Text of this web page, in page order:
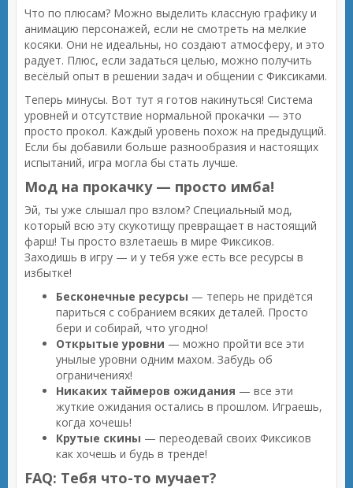
Что по плюсам? Можно выделить классную графику и
анимацию персонажей, если не смотреть на мелкие
косяки. Они не идеальны, но создают атмосферу, и это
радует. Плюс, если задаться целью, можно получить
весёлый опыт в решении задач и общении с Фиксиками.
Теперь минусы. Вот тут я готов накинуться! Система
уровней и отсутствие нормальной прокачки — это
просто прокол. Каждый уровень похож на предыдущий.
Если бы добавили больше разнообразия и настоящих
испытаний, игра могла бы стать лучше.
Мод на прокачку — просто имба!
Эй, ты уже слышал про взлом? Специальный мод,
который всю эту скукотищу превращает в настоящий
фарш! Ты просто взлетаешь в мире Фиксиков.
Заходишь в игру — и у тебя уже есть все ресурсы в
избытке!
Бесконечные ресурсы — теперь не придётся
париться с собранием всяких деталей. Просто
бери и собирай, что угодно!
Открытые уровни — можно пройти все эти
унылые уровни одним махом. Забудь об
ограничениях!
Никаких таймеров ожидания — все эти
жуткие ожидания остались в прошлом. Играешь,
когда хочешь!
Крутые скины — переодевай своих Фиксиков
как хочешь и будь в тренде!
FAQ: Тебя что-то мучает?